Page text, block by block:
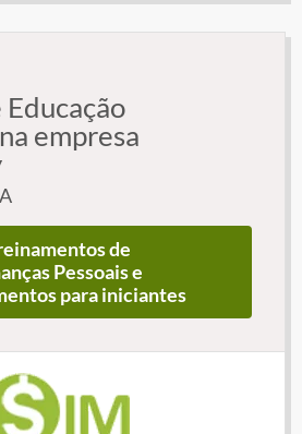
empresa
de
Pessoais e
para iniciantes